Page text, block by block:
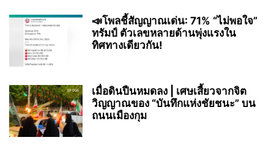
📣โพลชี้สัญญาณเด่น: 71% “ไม่พอใจ”
ทรัมป์ ตัวเลขหลายด้านพุ่งแรงใน
ทิศทางเดียวกัน!
เมื่อดินปืนหมดลง | เศษเสี้ยวจากจิต
วิญญาณของ “บันทึกแห่งชัยชนะ” บน
ถนนเมืองกุม